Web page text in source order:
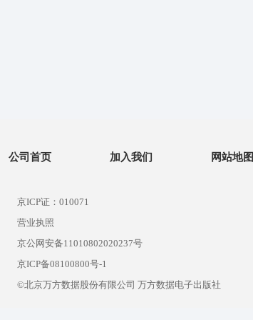
公司首页 加入我们 网站地图
京ICP证：010071
营业执照
京公网安备11010802020237号
京ICP备08100800号-1
©北京万方数据股份有限公司 万方数据电子出版社